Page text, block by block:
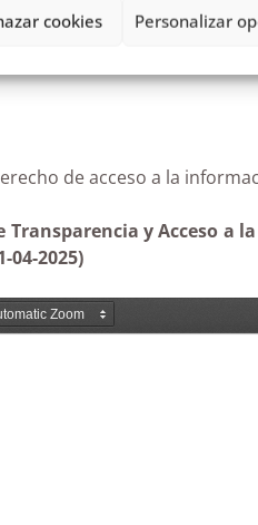
cookies Personalizar
de derecho de acceso a
y Acceso a
2025)